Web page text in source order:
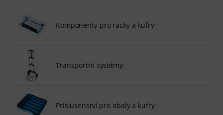
Komponenty pro racky a kufry
Transportní systémy
Prislusenstvi pro obaly a kufry